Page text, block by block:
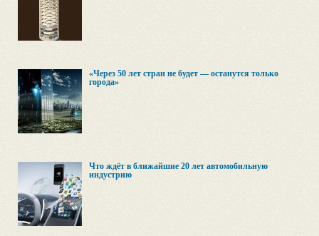
«Через 50 лет стран не будет — останутся только
города»
Что ждёт в ближайшие 20 лет автомобильную
индустрию